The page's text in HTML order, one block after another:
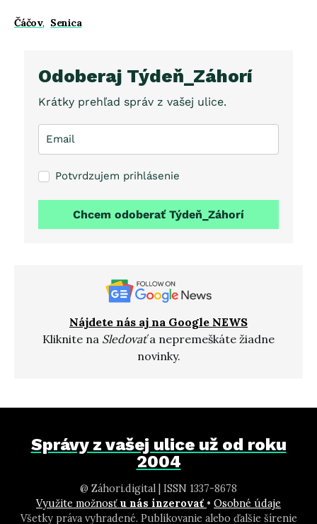
Čáčov, Senica
Odoberaj Týdeň_Záhorí
Krátky prehľad správ z vašej ulice.
Potvrdzujem prihlásenie
Chcem odoberať Týdeň_Záhorí
Nájdete nás aj na Google NEWS
Kliknite na Sledovaťa nepremeškáte žiadne
novinky.
Správy z vašej ulice už od roku
2004
@ Záhori.digital | ISSN 1337-8678
Využite možnosť u nás inzerovať • Osobné údaje
Všetky práva vyhradené. Publikovanie alebo ďalšie šírenie